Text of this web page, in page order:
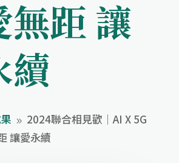
無距 讓
續
9 2024聯合相見歡｜AI X 5G
讓愛永續